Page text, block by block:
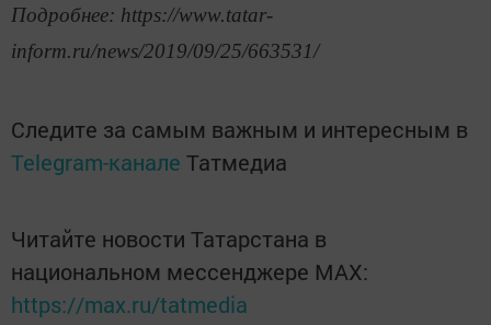
Подробнее: https://www.tatar-
inform.ru/news/2019/09/25/663531/
Следите за самым важным и интересным в
Telegram-канале Татмедиа
Читайте новости Татарстана в
национальном мессенджере MАХ:
https://max.ru/tatmedia